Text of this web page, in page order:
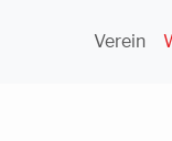
Verein